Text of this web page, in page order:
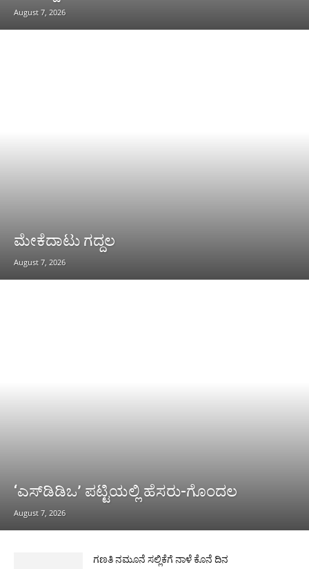
August 7, 2026
ಮೇಕೆದಾಟು ಗದ್ದಲ
August 7, 2026
‘ಎಸ್‌ಡಿಡಿಒ’ ಪಟ್ಟಿಯಲ್ಲಿ ಹೆಸರು-ಗೊಂದಲ
August 7, 2026
ಗಣತಿ ನಮೂನೆ ಸಲ್ಲಿಕೆಗೆ ನಾಳೆ ಕೊನೆ ದಿನ